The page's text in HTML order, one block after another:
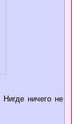
ничего не